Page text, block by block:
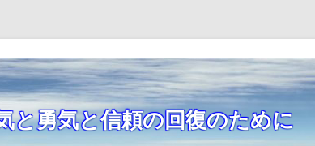
と勇気と信頼の回復のために